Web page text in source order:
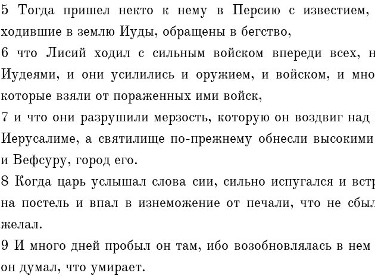
5 Тогда пришел некто к нему в Персию с известием,
ходившие в землю Иуды, обращены в бегство,
6 что Лисий ходил с сильным войском впереди всех,
Иудеями, и они усилились и оружием, и войском, и
которые взяли от пораженных ими войск,
7 и что они разрушили мерзость, которую он воздвиг
Иерусалиме, а святилище по-прежнему обнесли
и Вефсуру, город его.
8 Когда царь услышал слова сии, сильно испугался и
на постель и впал в изнеможение от печали, что не
желал.
9 И много дней пробыл он там, ибо возобновлялась в нем
он думал, что умирает.